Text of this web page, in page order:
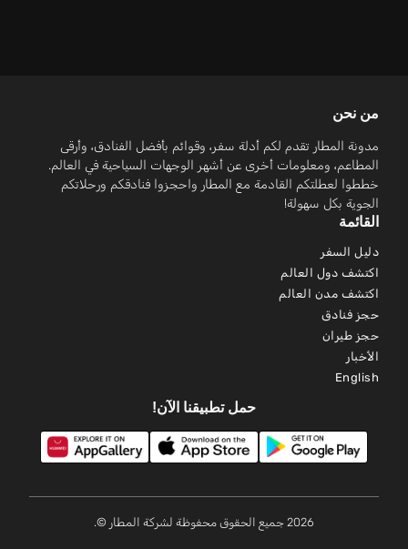
من نحن
مدونة المطار تقدم لكم أدلة سفر، وقوائم بأفضل الفنادق، وأرقى
المطاعم، ومعلومات أخرى عن أشهر الوجهات السياحية في العالم.
خططوا لعطلتكم القادمة مع المطار واحجزوا فنادقكم ورحلاتكم
الجوية بكل سهولة!
القائمة
دليل السفر
اكتشف دول العالم
اكتشف مدن العالم
حجز فنادق
حجز طيران
الأخبار
English
حمل تطبيقنا الآن!
2026 جميع الحقوق محفوظة لشركة المطار ©.